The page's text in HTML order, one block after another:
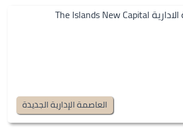
العاصمة الإدارية الجديدة